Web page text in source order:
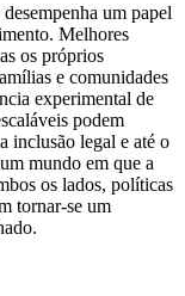
um papel
Melhores
os próprios
e comunidades
experimental de
podem
inclusão legal e até o
mundo em que a
os lados, políticas
tornar-se um